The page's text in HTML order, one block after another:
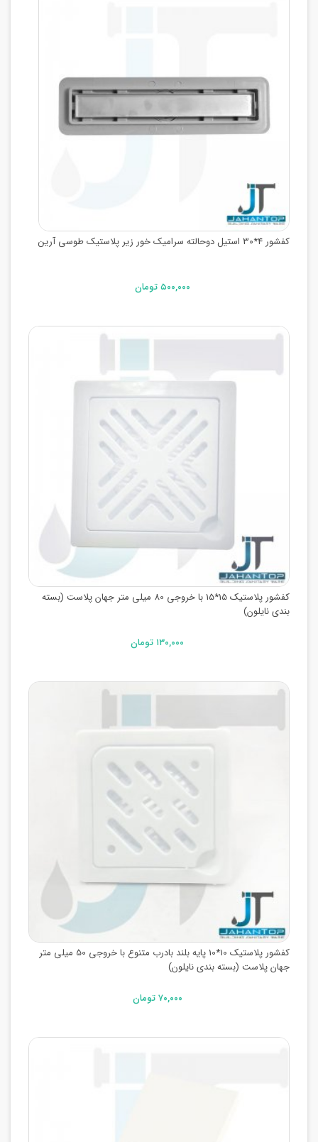
کفشور 4*30 استیل دوحالته سرامیک خور زیر پلاستیک طوسی آرین
۵۰۰,۰۰۰ تومان
کفشور پلاستیک 15*15 با خروجی 80 میلی متر جهان پلاست (بسته
بندی نایلون)
۱۳۰,۰۰۰ تومان
کفشور پلاستیک 10*10 پایه بلند بادرب متنوع با خروجی 50 میلی متر
جهان پلاست (بسته بندی نایلون)
۷۰,۰۰۰ تومان